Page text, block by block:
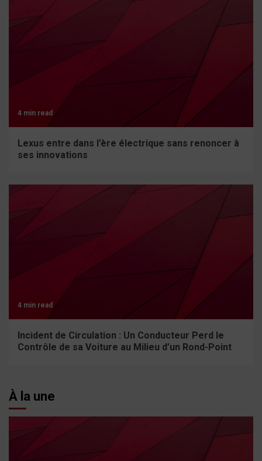
4 min read
Lexus entre dans l’ère électrique sans renoncer à
ses innovations
4 min read
Incident de Circulation : Un Conducteur Perd le
Contrôle de sa Voiture au Milieu d’un Rond-Point
À la une